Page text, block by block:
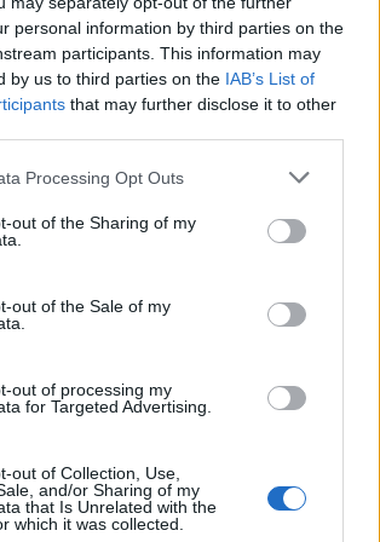
personal information by third parties on the
participants. This information may
by us to third parties on the IAB’s List of
that may further disclose it to other
Processing Opt Outs
out of the Sharing of my
out of the Sale of my
out of processing my
for Targeted Advertising.
out of Collection, Use,
and/or Sharing of my
that Is Unrelated with the
which it was collected.
El Camello TOP Música